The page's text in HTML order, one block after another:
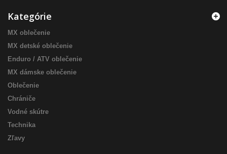
Kategórie
MX oblečenie
MX detské oblečenie
Enduro / ATV oblečenie
MX dámske oblečenie
Oblečenie
Chrániče
Vodné skútre
Technika
Zľavy